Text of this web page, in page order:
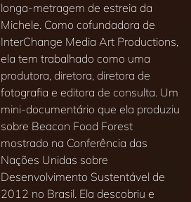
longa‑metragem de estreia da
Michele. Como cofundadora de
InterChange Media Art Productions,
ela tem trabalhado como uma
produtora, diretora, diretora de
fotografia e editora de consulta. Um
mini‑documentário que ela produziu
sobre Beacon Food Forest
mostrado na Conferência das
Nações Unidas sobre
Desenvolvimento Sustentável de
2012 no Brasil. Ela descobriu e